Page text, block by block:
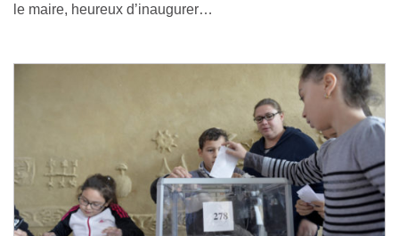
le maire, heureux d’inaugurer…